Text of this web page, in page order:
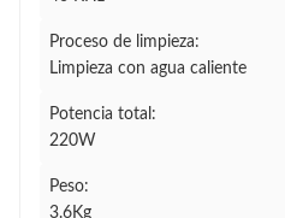
Proceso de limpieza:
Limpieza con agua caliente
Potencia total:
220W
Peso:
3.6Kg